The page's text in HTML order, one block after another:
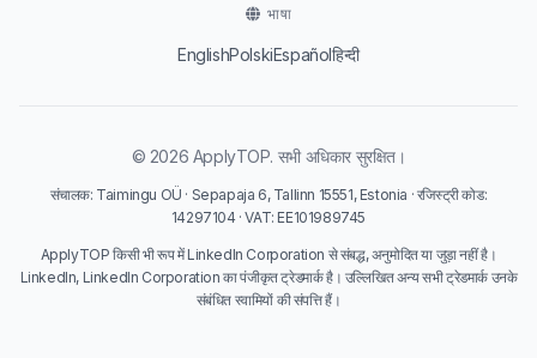
भाषा
EnglishPolskiEspañolहिन्दी
© 2026 ApplyTOP. सभी अधिकार सुरक्षित।
संचालक: Taimingu OÜ · Sepapaja 6, Tallinn 15551, Estonia · रजिस्ट्री कोड:
14297104 · VAT: EE101989745
ApplyTOP किसी भी रूप में LinkedIn Corporation से संबद्ध, अनुमोदित या जुड़ा नहीं है।
LinkedIn, LinkedIn Corporation का पंजीकृत ट्रेडमार्क है। उल्लिखित अन्य सभी ट्रेडमार्क उनके
संबंधित स्वामियों की संपत्ति हैं।